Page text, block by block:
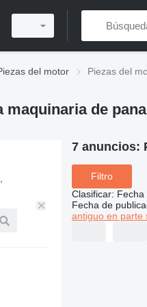
del motor Piezas del
maquinaria de
7 anuncios:
Filtro
Clasificar: Fecha
Fecha de
antiguo en parte